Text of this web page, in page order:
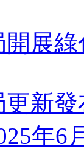
展
更新
年6